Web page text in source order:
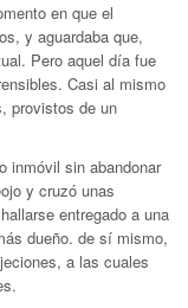
en que el
y aguardaba que,
Pero aquel día fue
Casi al mismo
provistos de un
inmóvil sin abandonar
y cruzó unas
entregado a una
dueño. de sí mismo,
a las cuales